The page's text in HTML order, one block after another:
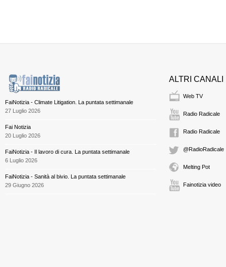
FaiNotizia - Climate Litigation. La puntata settimanale
27 Luglio 2026
Fai Notizia
20 Luglio 2026
FaiNotizia - Il lavoro di cura. La puntata settimanale
6 Luglio 2026
FaiNotizia - Sanità al bivio. La puntata settimanale
29 Giugno 2026
ALTRI CANALI
Web TV
Radio Radicale
Radio Radicale
@RadioRadicale
Melting Pot
Fainotizia video